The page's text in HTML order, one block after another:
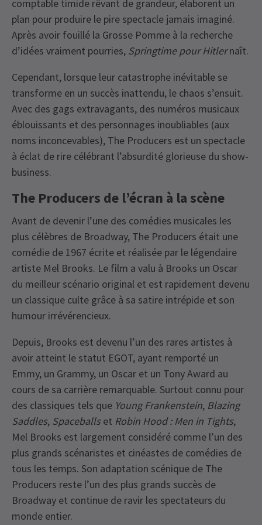
comptable timide rêvant de grandeur, élaborent un
plan pour produire le pire spectacle jamais imaginé.
Après avoir fouillé la Grosse Pomme à la recherche
d’idées vraiment pourries, Springtime pour Hitlernaît.
Cependant, lorsque leur catastrophe inévitable se
transforme en un succès inattendu, le chaos s’ensuit.
Avec des gags extravagants, des numéros musicaux
éblouissants et des personnages inoubliables (aux
noms inconcevables), The Producers est un spectacle
à éclat de rire célébrant l’absurdité glorieuse du show-
business.
The Producers de l’écran à la scène
Avant de devenir l’une des comédies musicales les
plus célèbres de Broadway, The Producers était une
comédie de 1967 écrite et réalisée par le légendaire
artiste Mel Brooks. Le film a valu à Brooks un Oscar
du meilleur scénario original et est rapidement devenu
un classique culte grâce à sa satire intrépide et son
humour irrévérencieux.
Depuis, Brooks est devenu l’un des rares artistes à
avoir atteint le statut EGOT, ayant remporté un
Emmy, un Grammy, un Oscar et un Tony Award au
cours de sa carrière remarquable. Surtout connu pour
des classiques tels que Young Frankenstein, Blazing
Saddles, Spaceballs et Robin Hood : Men in Tights,
Mel Brooks est largement considéré comme l’un des
plus grands scénaristes et cinéastes de comédies de
tous les temps. Son adaptation scénique de The
Producers reste l’un des plus grands succès de
Broadway et continue de ravir les spectateurs du
monde entier.